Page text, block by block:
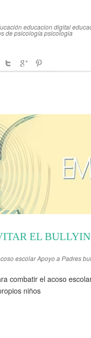
educacion digital
de psicología psicologia
EL
escolarApoyo a Padres
combatir el acoso
niños